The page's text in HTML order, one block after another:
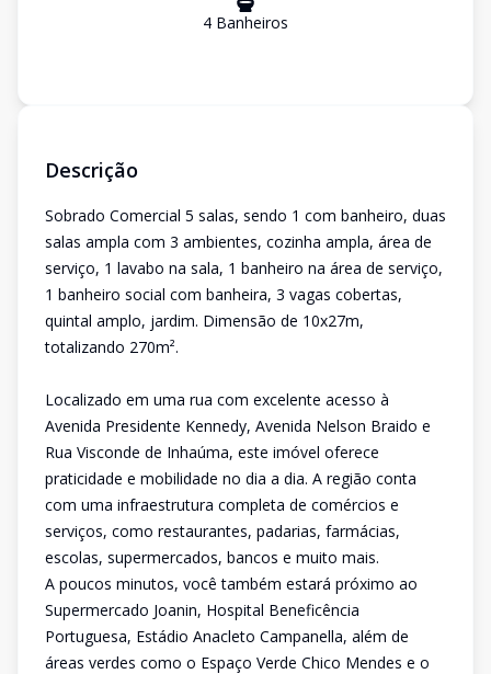
4 Banheiros
Descrição
Sobrado Comercial 5 salas, sendo 1 com banheiro, duas
salas ampla com 3 ambientes, cozinha ampla, área de
serviço, 1 lavabo na sala, 1 banheiro na área de serviço,
1 banheiro social com banheira, 3 vagas cobertas,
quintal amplo, jardim. Dimensão de 10x27m,
totalizando 270m².
Localizado em uma rua com excelente acesso à
Avenida Presidente Kennedy, Avenida Nelson Braido e
Rua Visconde de Inhaúma, este imóvel oferece
praticidade e mobilidade no dia a dia. A região conta
com uma infraestrutura completa de comércios e
serviços, como restaurantes, padarias, farmácias,
escolas, supermercados, bancos e muito mais.
A poucos minutos, você também estará próximo ao
Supermercado Joanin, Hospital Beneficência
Portuguesa, Estádio Anacleto Campanella, além de
áreas verdes como o Espaço Verde Chico Mendes e o